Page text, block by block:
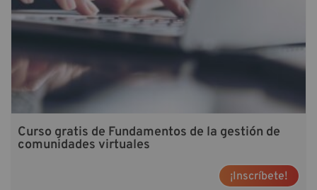
Curso gratis de Fundamentos de la gestión de
comunidades virtuales
¡Inscríbete!